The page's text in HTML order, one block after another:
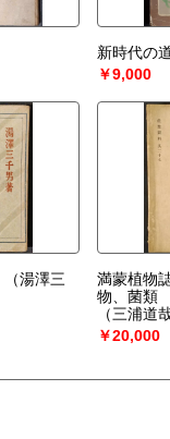
新時代の
￥9,000
（湯澤三
満蒙植物
物、菌類
（三浦道
￥20,000